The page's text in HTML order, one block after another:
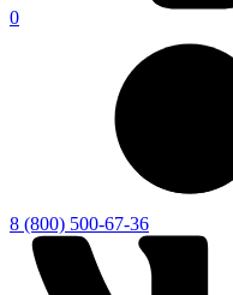
0
8 (800) 500-67-36